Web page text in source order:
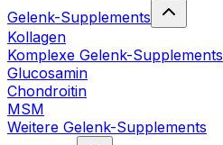
Gelenk-Supplements
Kollagen
Komplexe Gelenk-Supplements
Glucosamin
Chondroitin
MSM
Weitere Gelenk-Supplements